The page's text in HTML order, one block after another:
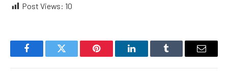
Post Views: 10
FacebookTwitter Pinterest LinkedInTumblr Email